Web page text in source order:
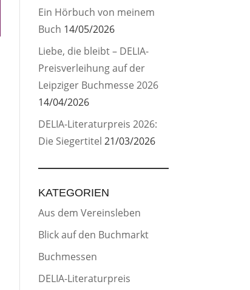
Ein Hörbuch von meinem
Buch 14/05/2026
Liebe, die bleibt – DELIA-
Preisverleihung auf der
Leipziger Buchmesse 2026
14/04/2026
DELIA-Literaturpreis 2026:
Die Siegertitel 21/03/2026
KATEGORIEN
Aus dem Vereinsleben
Blick auf den Buchmarkt
Buchmessen
DELIA-Literaturpreis